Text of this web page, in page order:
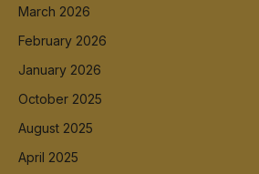
March 2026
February 2026
January 2026
October 2025
August 2025
April 2025